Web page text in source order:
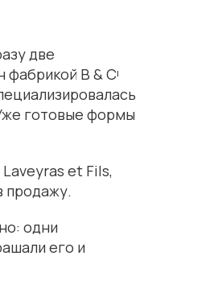
две
B & Cᶦ
готовые формы
et Fils,
продажу.
одни
его и